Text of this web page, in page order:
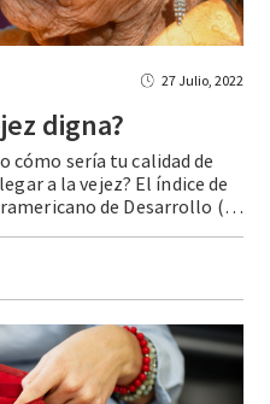
27 Julio, 2022
digna?
cómo sería tu calidad de
a la vejez? El índice de
calidad de vida del Banco Interamericano de Desarrollo (BID) mide el número de años que una persona puede esperar vivir con buena salud y sin pobreza a partir de que cumple 65 años. En … Continue reading ¿Tendremos una vejez digna?